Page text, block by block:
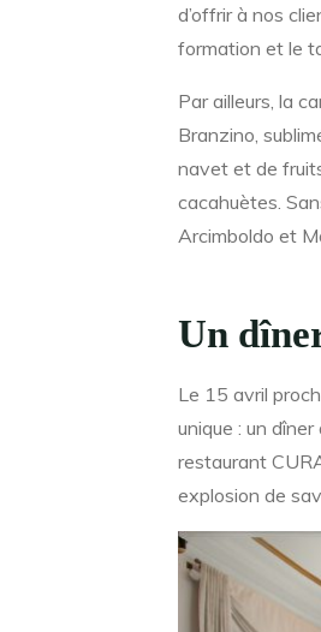
d’offrir à nos
formation et le
Par ailleurs, la
Branzino,
navet et de
cacahuètes.
Arcimboldo et
Un
Le 15 avril
unique : un
restaurant
explosion de